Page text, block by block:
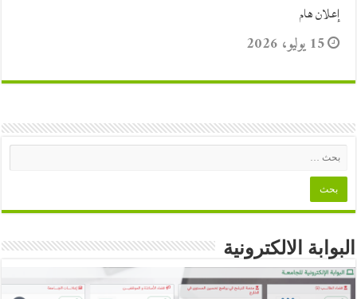
إعلان هام
15 يوليو، 2026
البوابة الالكترونية